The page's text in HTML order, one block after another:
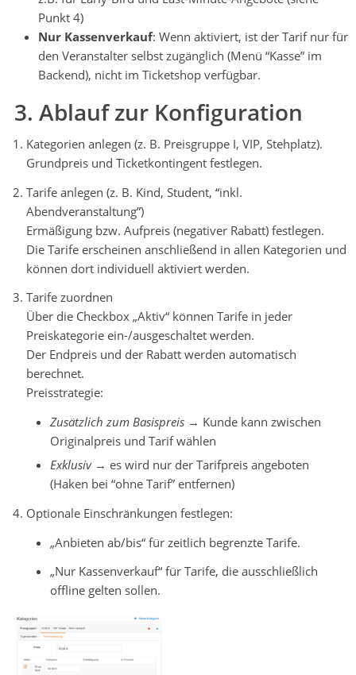
Punkt 4)
Nur Kassenverkauf: Wenn aktiviert, ist der Tarif nur für
den Veranstalter selbst zugänglich (Menü “Kasse” im
Backend), nicht im Ticketshop verfügbar.
3. Ablauf zur Konfiguration
Kategorien anlegen (z. B. Preisgruppe I, VIP, Stehplatz).
Grundpreis und Ticketkontingent festlegen.
Tarife anlegen (z. B. Kind, Student, “inkl.
Abendveranstaltung”)
Ermäßigung bzw. Aufpreis (negativer Rabatt) festlegen.
Die Tarife erscheinen anschließend in allen Kategorien und
können dort individuell aktiviert werden.
Tarife zuordnen
Über die Checkbox „Aktiv“ können Tarife in jeder
Preiskategorie ein-/ausgeschaltet werden.
Der Endpreis und der Rabatt werden automatisch
berechnet.
Preisstrategie:
Zusätzlich zum Basispreis → Kunde kann zwischen
Originalpreis und Tarif wählen
Exklusiv→ es wird nur der Tarifpreis angeboten
(Haken bei “ohne Tarif” entfernen)
Optionale Einschränkungen festlegen:
„Anbieten ab/bis“ für zeitlich begrenzte Tarife.
„Nur Kassenverkauf“ für Tarife, die ausschließlich
offline gelten sollen.